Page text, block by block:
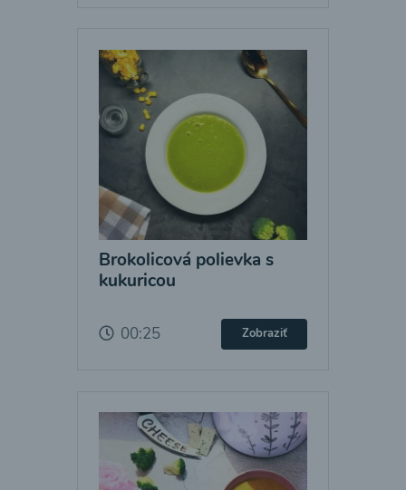
Brokolicová polievka s
kukuricou
00:25 Zobraziť